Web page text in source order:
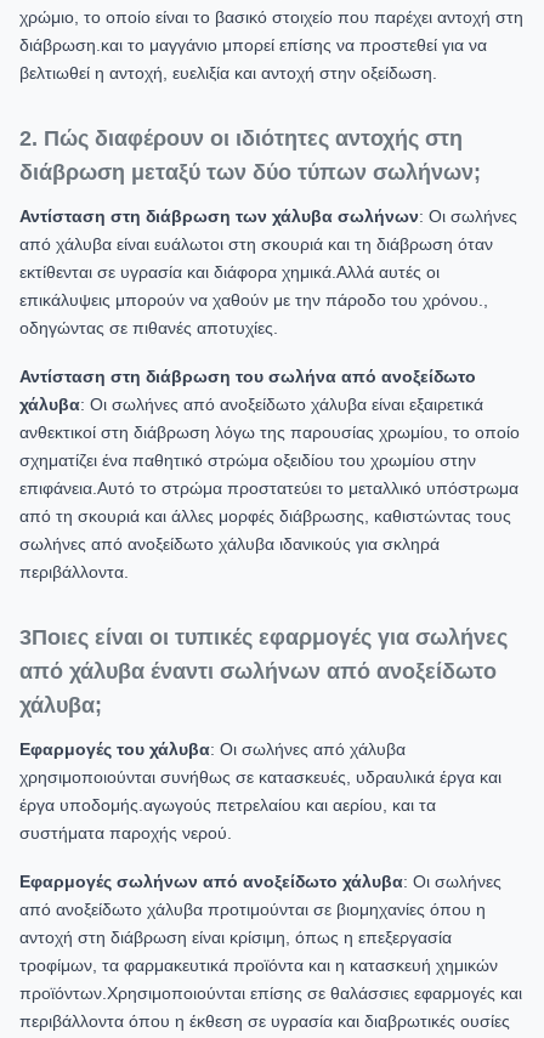
χρώμιο, το οποίο είναι το βασικό στοιχείο που παρέχει αντοχή στη
διάβρωση.και το μαγγάνιο μπορεί επίσης να προστεθεί για να
βελτιωθεί η αντοχή, ευελιξία και αντοχή στην οξείδωση.
2. Πώς διαφέρουν οι ιδιότητες αντοχής στη
διάβρωση μεταξύ των δύο τύπων σωλήνων;
Αντίσταση στη διάβρωση των χάλυβα σωλήνων: Οι σωλήνες
από χάλυβα είναι ευάλωτοι στη σκουριά και τη διάβρωση όταν
εκτίθενται σε υγρασία και διάφορα χημικά.Αλλά αυτές οι
επικάλυψεις μπορούν να χαθούν με την πάροδο του χρόνου.,
οδηγώντας σε πιθανές αποτυχίες.
Αντίσταση στη διάβρωση του σωλήνα από ανοξείδωτο
χάλυβα: Οι σωλήνες από ανοξείδωτο χάλυβα είναι εξαιρετικά
ανθεκτικοί στη διάβρωση λόγω της παρουσίας χρωμίου, το οποίο
σχηματίζει ένα παθητικό στρώμα οξειδίου του χρωμίου στην
επιφάνεια.Αυτό το στρώμα προστατεύει το μεταλλικό υπόστρωμα
από τη σκουριά και άλλες μορφές διάβρωσης, καθιστώντας τους
σωλήνες από ανοξείδωτο χάλυβα ιδανικούς για σκληρά
περιβάλλοντα.
3Ποιες είναι οι τυπικές εφαρμογές για σωλήνες
από χάλυβα έναντι σωλήνων από ανοξείδωτο
χάλυβα;
Εφαρμογές του χάλυβα: Οι σωλήνες από χάλυβα
χρησιμοποιούνται συνήθως σε κατασκευές, υδραυλικά έργα και
έργα υποδομής.αγωγούς πετρελαίου και αερίου, και τα
συστήματα παροχής νερού.
Εφαρμογές σωλήνων από ανοξείδωτο χάλυβα: Οι σωλήνες
από ανοξείδωτο χάλυβα προτιμούνται σε βιομηχανίες όπου η
αντοχή στη διάβρωση είναι κρίσιμη, όπως η επεξεργασία
τροφίμων, τα φαρμακευτικά προϊόντα και η κατασκευή χημικών
προϊόντων.Χρησιμοποιούνται επίσης σε θαλάσσιες εφαρμογές και
περιβάλλοντα όπου η έκθεση σε υγρασία και διαβρωτικές ουσίες